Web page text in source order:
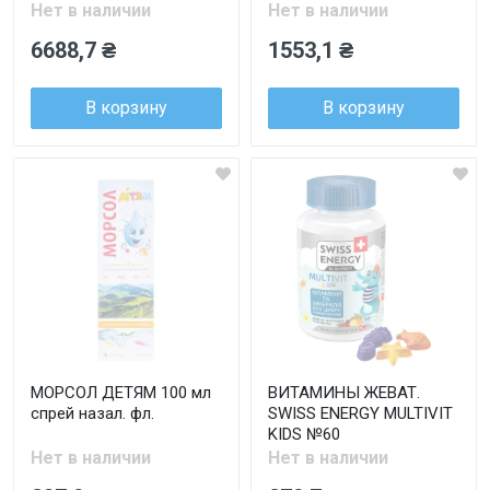
Нет в наличии
6688,7 ₴
В корзину
Нет в наличии
1553,1 ₴
В корзину
МОРСОЛ ДЕТЯМ 100 мл
спрей назал. фл.
Нет в наличии
ВИТАМИНЫ ЖЕВАТ.
SWISS ENERGY MULTIVIT
KIDS №60
Нет в наличии